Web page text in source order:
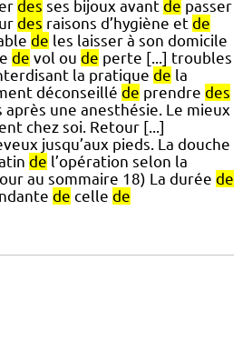
des ses bijoux avant de passer
des raisons d’hygiène et de
de les laisser à son domicile
de vol ou de perte [...] troubles
la pratique de la
déconseillé de prendre des
une anesthésie. Le mieux
chez soi. Retour [...]
jusqu’aux pieds. La douche
de l’opération selon la
au sommaire 18) La durée de
de celle de